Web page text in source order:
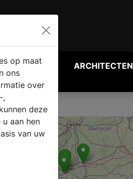
WEBSHOP ARCHITECTEN
op maat
ons
over
,
deze
aan hen
van uw